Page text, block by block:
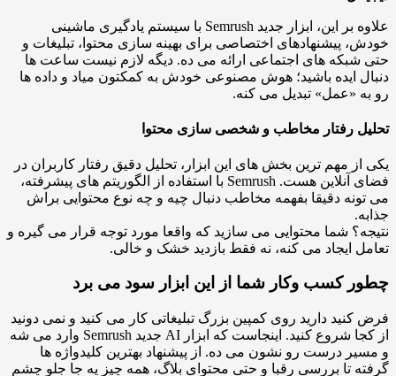
علاوه بر این، ابزار جدید Semrush با سیستم یادگیری ماشینی
پیشنهادهای اختصاصی برای بهینه سازی محتوا، تبلیغات و
شبکه های اجتماعی ارائه می ده. دیگه لازم نیست ساعت ها
ایده باشید؛ هوش مصنوعی خودش به کمکتون میاد و داده ها
«عمل» تبدیل می کنه.
رفتار مخاطب و شخصی سازی محتوا
مهم ترین بخش های این ابزار، تحلیل دقیق رفتار کاربران در
فضای آنلاین هست. Semrush با استفاده از الگوریتم های پیشرفته،
دقیقا بفهمه مخاطب دنبال چیه و چه نوع محتوایی براش
شما محتوایی می سازید که واقعا مورد توجه قرار می گیره و
ایجاد می کنه، نه فقط بازدید خشک و خالی.
کسب وکار شما از این ابزار سود می برد
دارید روی کمپین بزرگ تبلیغاتی کار می کنید و نمی دونید
از کجا شروع کنید. اینجاست که ابزار AI جدید Semrush وارد می شه
درست رو نشون می ده. از پیشنهاد بهترین کلیدواژه ها
تا بررسی رقبا و حتی محتوای بلاگ، همه چیز یه جا جلو چشم